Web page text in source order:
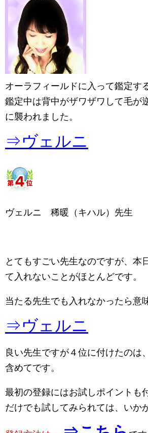
オーラフィールドに入って鑑定す
鑑定中は背中がザワザワして毛が
に襲われました。
⇒ヴェルニ
ヴェルニ 稀暖（キハル）先生
とてもすごい先生なのですが、本
て入れないことがほとんどです。
当たる先生でも入れなかったら意
⇒ヴェルニ
良い先生ですが４位に付けたのは
含めてです。
最初の登録にはお試しポイントも
だけでも試してみられては、いか